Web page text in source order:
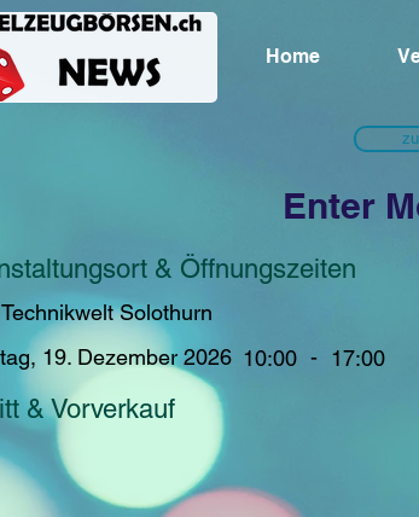
Home
Enter
& Öffnungszeiten
Solothurn
19. Dezember 2026
-
& Vorverkauf